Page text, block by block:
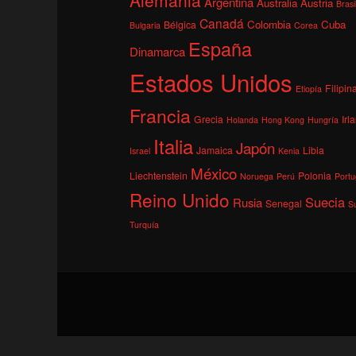
Brasil
Bulgaria Bélgica Canadá Colombia Corea Cuba
Dinamarca España
Estados Unidos Etiopía
Francia Grecia Holanda Hong Kong Hungría
Israel Italia Jamaica Japón Kenia Libia
Liechtenstein México Noruega Perú Polonia
Reino Unido Rusia Senegal Suecia
Turquía